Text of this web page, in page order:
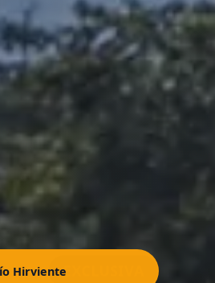
HirvienteEXCLUSIVA